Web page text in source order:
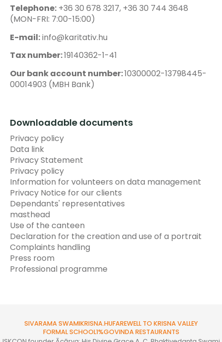
Telephone: +36 30 678 3217, +36 30 744 3648
(MON-FRI: 7:00-15:00)
E-mail:info@karitativ.hu
Tax number:19140362-1-41
Our bank account number:10300002-13798445-
00014903 (MBH Bank)
Downloadable documents
Privacy policy
Data link
Privacy Statement
Privacy policy
Information for volunteers on data management
Privacy Notice for our clients
Dependants' representatives
masthead
Use of the canteen
Declaration for the creation and use of a portrait
Complaints handling
Press room
Professional programme
SIVARAMA SWAMIKRISNA.HUFAREWELL TO KRISNA VALLEY
FORMAL SCHOOL1%GOVINDA RESTAURANTS